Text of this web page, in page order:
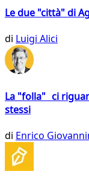
Le due "città" di
di Luigi Alici
La "folla" ci
stessi
di Enrico